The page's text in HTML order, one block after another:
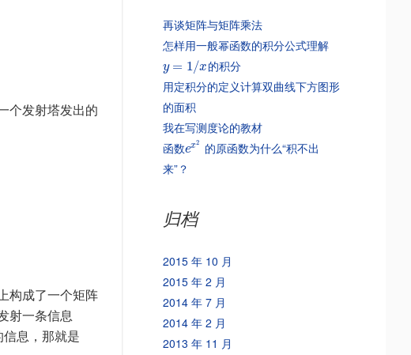
个发射塔发出的
构成了一个矩阵
射一条信息
息，那就是
再谈矩阵与矩阵乘法
怎样用一般幂函数的积分公式理解
y = 1/x的积分
用定积分的定义计算双曲线下方图形
的面积
我在写测度论的教材
函数ex2
的原函数为什么“积不出
来”？
归档
2015 年 10 月
2015 年 2 月
2014 年 7 月
2014 年 2 月
2013 年 11 月